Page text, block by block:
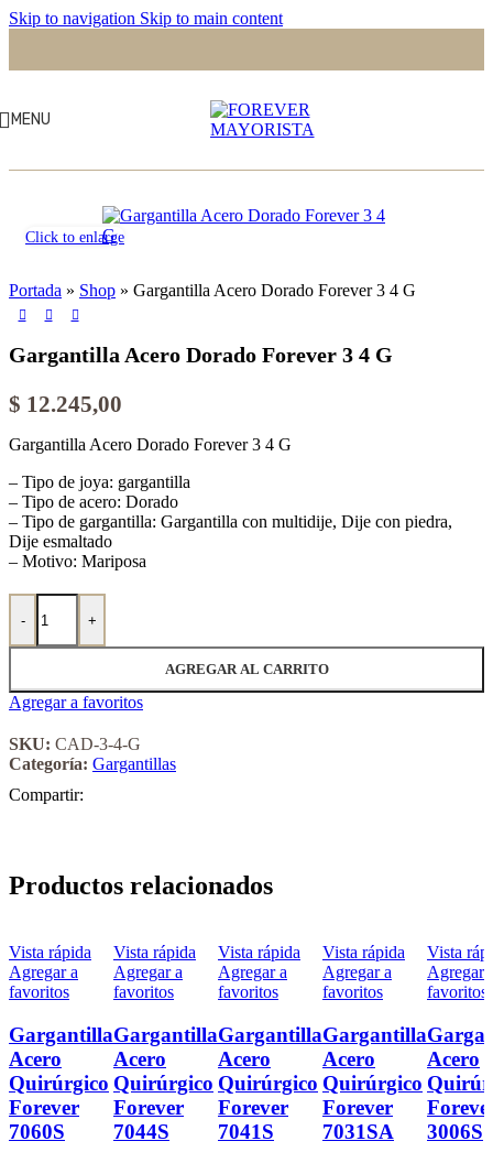
Skip to navigation Skip to main content
MENU
Click to enlarge
Portada » Shop » Gargantilla Acero Dorado Forever 3 4 G
Gargantilla Acero Dorado Forever 3 4 G
$ 12.245,00
Gargantilla Acero Dorado Forever 3 4 G
– Tipo de joya: gargantilla
– Tipo de acero: Dorado
– Tipo de gargantilla: Gargantilla con multidije, Dije con piedra,
Dije esmaltado
– Motivo: Mariposa
-
Gargantilla Acero Dorado Forever 3 4 G cantidad
+
AGREGAR AL CARRITO
Agregar a favoritos
SKU: CAD-3-4-G
Categoría: Gargantillas
Compartir:
Productos relacionados
Vista rápida
Agregar a
favoritos
Gargantilla
Acero
Quirúrgico
Forever
7060S
Vista rápida
Agregar a
favoritos
Gargantilla
Acero
Quirúrgico
Forever
7044S
Vista rápida
Agregar a
favoritos
Gargantilla
Acero
Quirúrgico
Forever
7041S
Vista rápida
Agregar a
favoritos
Gargantilla
Acero
Quirúrgico
Forever
7031SA
Vista
Agregar
favoritos
Acero
3006S